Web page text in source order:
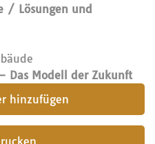
/ Lösungen und
Das Modell der Zukunft